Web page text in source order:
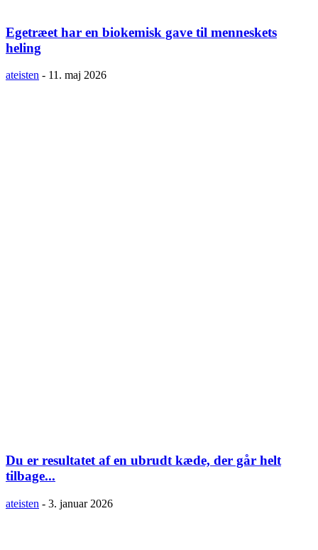
Egetræet har en biokemisk gave til menneskets
heling
ateisten - 11. maj 2026
Du er resultatet af en ubrudt kæde, der går helt
tilbage...
ateisten - 3. januar 2026